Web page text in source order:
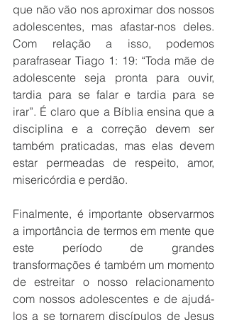
que não vão nos aproximar dos nossos
adolescentes, mas afastar-nos deles.
Com relação a isso, podemos
parafrasear Tiago 1: 19: “Toda mãe de
adolescente seja pronta para ouvir,
tardia para se falar e tardia para se
irar”. É claro que a Bíblia ensina que a
disciplina e a correção devem ser
também praticadas, mas elas devem
estar permeadas de respeito, amor,
misericórdia e perdão.
Finalmente, é importante observarmos
a importância de termos em mente que
este período de grandes
transformações é também um momento
de estreitar o nosso relacionamento
com nossos adolescentes e de ajudá-
los a se tornarem discípulos de Jesus